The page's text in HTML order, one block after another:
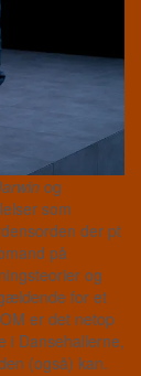
og
som
der pt
på
og
for et
er det netop
i Dansehallerne,
(også) kan.